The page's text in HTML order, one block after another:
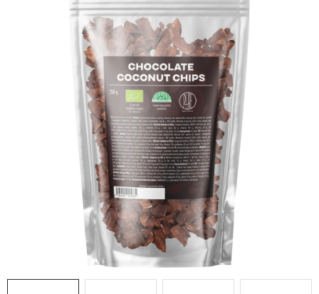
RELAX A REGENERACE
NÁŠ PŘÍBĚH FIREMNÍ DÁRKY
KONTAKTY
DOPRAVA A PLATBA